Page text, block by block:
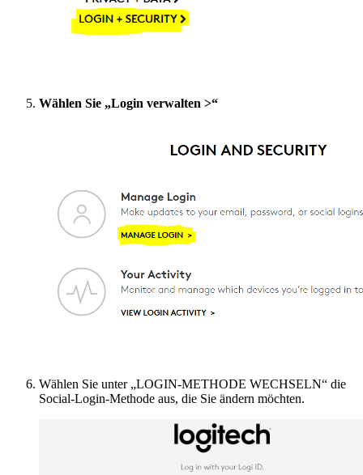
Wählen Sie „Login verwalten >“
Wählen Sie unter „LOGIN-METHODE WECHSELN“ die
Social-Login-Methode aus, die Sie ändern möchten.